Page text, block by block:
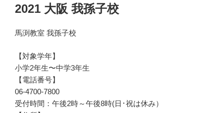
2021 大阪 我孫子校
馬渕教室 我孫子校
【対象学年】
小学2年生〜中学3年生
【電話番号】
06-4700-7800
受付時間：午後2時～午後8時(日･祝は休み）